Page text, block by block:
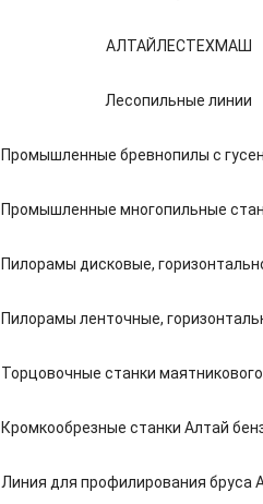
АЛТАЙЛЕСТЕХМАШ
Лесопильные линии
Промышленные бревнопилы с
Промышленные многопильные
Пилорамы дисковые,
Пилорамы ленточные,
Торцовочные станки
Кромкообрезные станки Алтай
Линия для профилирования бруса